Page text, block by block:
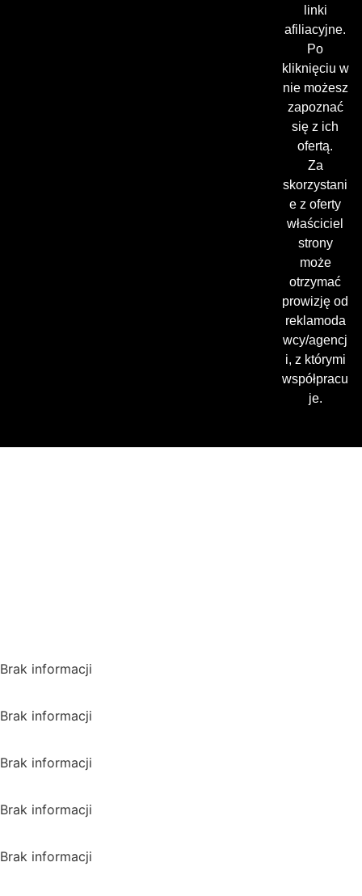
linki
afiliacyjne.
Po
kliknięciu w
nie możesz
zapoznać
się z ich
ofertą.
Za
skorzystani
e z oferty
właściciel
strony
może
otrzymać
prowizję od
reklamoda
wcy/agencj
i, z którymi
współpracu
je.
Brak informacji
Brak informacji
Brak informacji
Brak informacji
Brak informacji